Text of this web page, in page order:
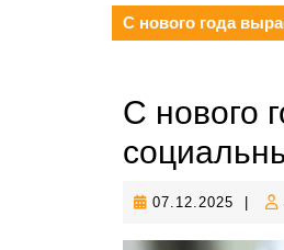
С нового года
С нового
07.12.2025